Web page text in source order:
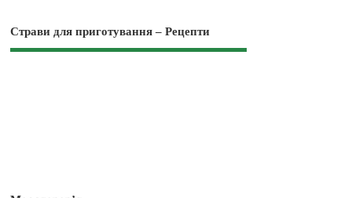
Страви для приготування – Рецепти